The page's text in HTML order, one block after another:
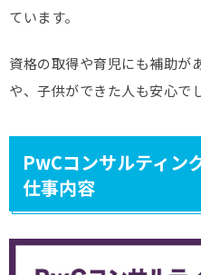
ています。
資格の取得や育児にも補助が
や、子供ができた人も安心で
PwCコンサルティン
仕事内容